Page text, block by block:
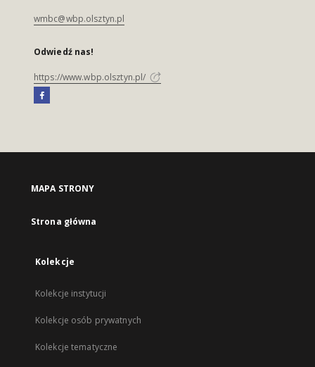
wmbc@wbp.olsztyn.pl
Odwiedź nas!
https://www.wbp.olsztyn.pl/
MAPA STRONY
Strona główna
Kolekcje
Kolekcje instytucji
Kolekcje osób prywatnych
Kolekcje tematyczne